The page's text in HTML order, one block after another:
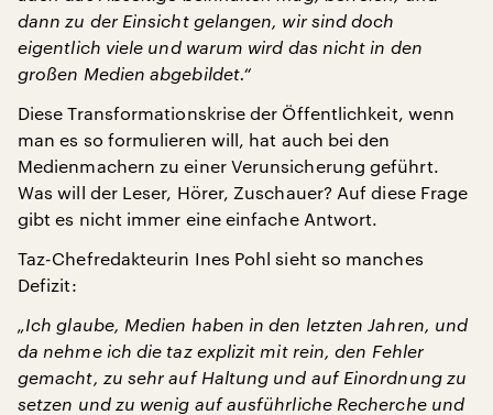
dann zu der Einsicht gelangen, wir sind doch
eigentlich viele und warum wird das nicht in den
großen Medien abgebildet.“
Diese Transformationskrise der Öffentlichkeit, wenn
man es so formulieren will, hat auch bei den
Medienmachern zu einer Verunsicherung geführt.
Was will der Leser, Hörer, Zuschauer? Auf diese Frage
gibt es nicht immer eine einfache Antwort.
Taz-Chefredakteurin Ines Pohl sieht so manches
Defizit:
„Ich glaube, Medien haben in den letzten Jahren, und
da nehme ich die taz explizit mit rein, den Fehler
gemacht, zu sehr auf Haltung und auf Einordnung zu
setzen und zu wenig auf ausführliche Recherche und